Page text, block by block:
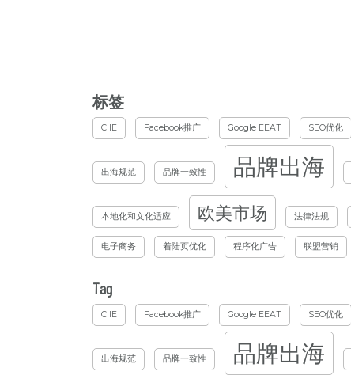
标签
CIIE Facebook推广 Google EEAT SEO优化
出海规范 品牌一致性 品牌出海
本地化和文化适应 欧美市场 法律法规
电子商务 着陆页优化 程序化广告 联盟营销
Tag
CIIE Facebook推广 Google EEAT SEO优化
出海规范 品牌一致性 品牌出海